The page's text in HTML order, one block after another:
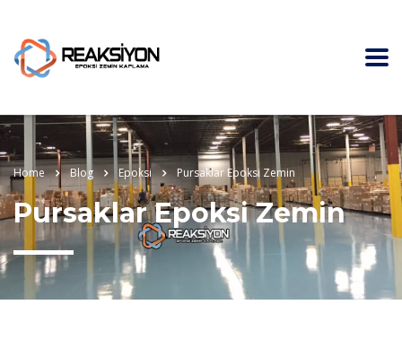
Home Blog Epoksi Pursaklar Epoksi Zemin
Pursaklar Epoksi Zemin